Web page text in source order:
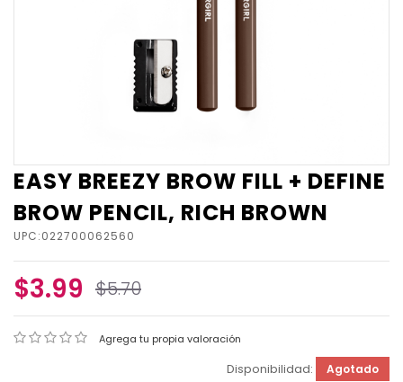
EASY BREEZY BROW FILL + DEFINE
BROW PENCIL, RICH BROWN
UPC:022700062560
$3.99 $5.70
Agrega tu propia valoración
Disponibilidad: Agotado